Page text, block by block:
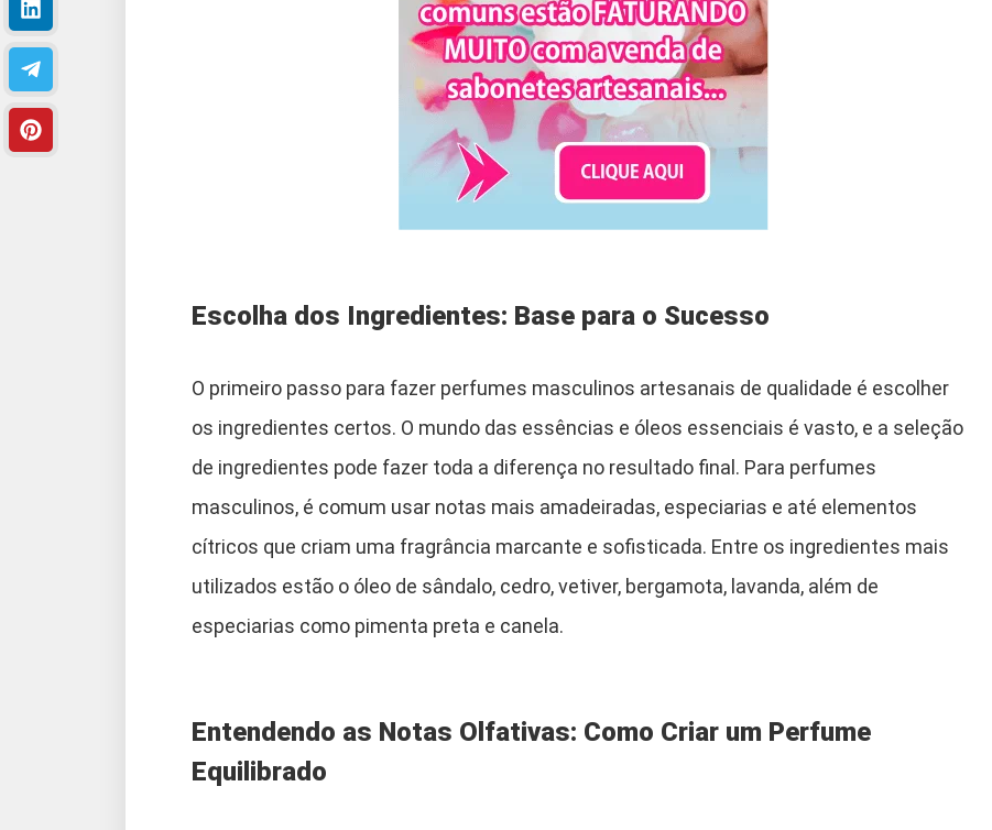
Escolha dos Ingredientes: Base para o Sucesso
O primeiro passo para fazer perfumes masculinos artesanais de qualidade é escolher
os ingredientes certos. O mundo das essências e óleos essenciais é vasto, e a seleção
de ingredientes pode fazer toda a diferença no resultado final. Para perfumes
masculinos, é comum usar notas mais amadeiradas, especiarias e até elementos
cítricos que criam uma fragrância marcante e sofisticada. Entre os ingredientes mais
utilizados estão o óleo de sândalo, cedro, vetiver, bergamota, lavanda, além de
especiarias como pimenta preta e canela.
Entendendo as Notas Olfativas: Como Criar um Perfume
Equilibrado